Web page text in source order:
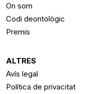
On som
Codi deontològic
Premis
ALTRES
Avís legal
Política de privacitat